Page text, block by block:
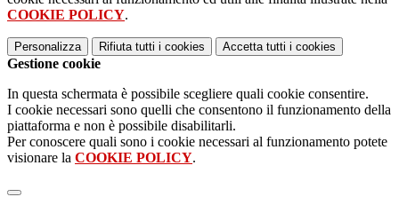
COOKIE POLICY.
Personalizza Rifiuta tutti i cookies Accetta tutti i cookies
Gestione cookie
In questa schermata è possibile scegliere quali cookie consentire.
I cookie necessari sono quelli che consentono il funzionamento della
piattaforma e non è possibile disabilitarli.
Per conoscere quali sono i cookie necessari al funzionamento potete
visionare la COOKIE POLICY.